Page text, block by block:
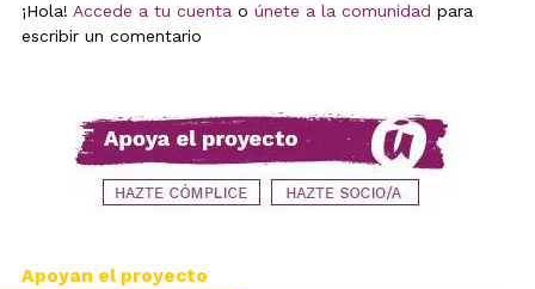
¡Hola! Accede a tu cuenta o únete a la comunidad para
escribir un comentario
Apoyan el proyecto